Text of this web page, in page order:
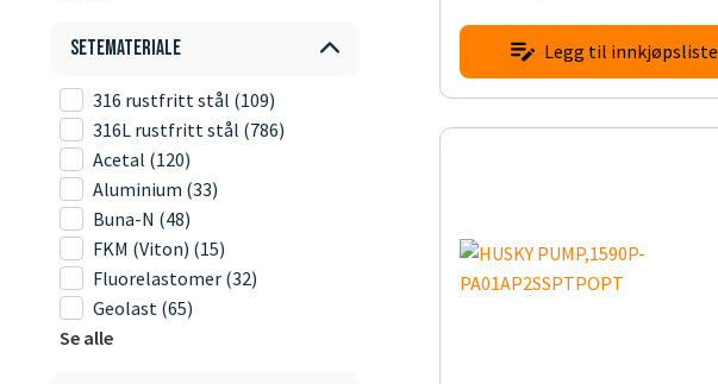
Setemateriale
316 rustfritt stål (109)
316L rustfritt stål (786)
Acetal (120)
Aluminium (33)
Buna-N (48)
FKM (Viton) (15)
Fluorelastomer (32)
Geolast (65)
Se alle
Legg til innkjøpsliste